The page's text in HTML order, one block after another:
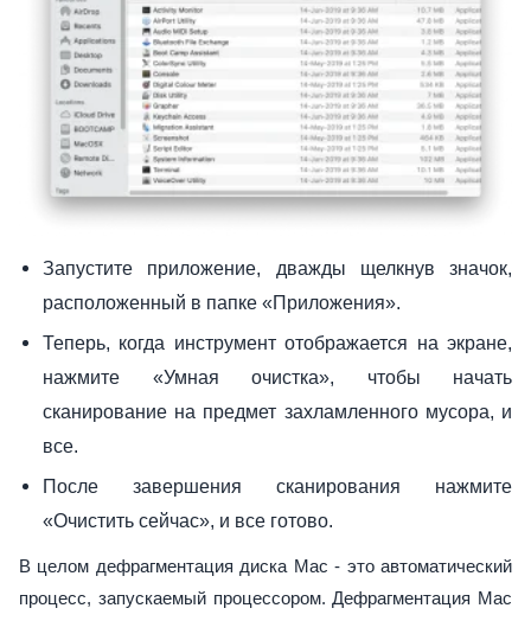
Запустите приложение, дважды щелкнув значок,
расположенный в папке «Приложения».
Теперь, когда инструмент отображается на экране,
нажмите «Умная очистка», чтобы начать
сканирование на предмет захламленного мусора, и
все.
После завершения сканирования нажмите
«Очистить сейчас», и все готово.
В целом дефрагментация диска Mac - это автоматический
процесс, запускаемый процессором. Дефрагментация Mac